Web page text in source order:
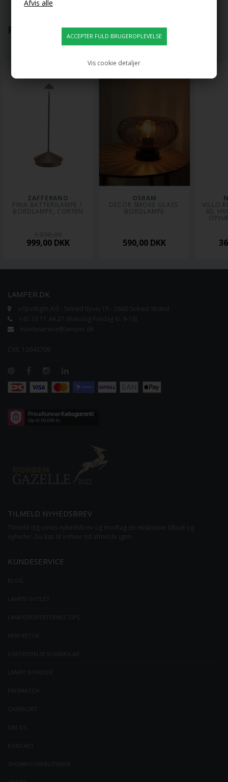
Vis cookie detaljer
POPULÆRT LIGE NU
ZAFFERANO
PINA BATTERILAMPE /
BORDLAMPE, CORTEN
999,00 DKK
OSRAM
DECOR SMOKE GLASS
BORDLAMPE
590,00 DKK
VILLO
60,
LAMPER.DK
TILMELD NYHEDSBREV
KUNDESERVICE